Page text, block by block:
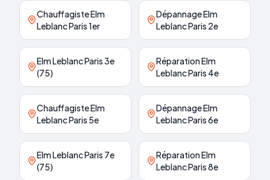
Chauffagiste Elm
Leblanc Paris 1er
Dépannage Elm
Leblanc Paris 2e
Elm Leblanc Paris 3e
(75)
Réparation Elm
Leblanc Paris 4e
Chauffagiste Elm
Leblanc Paris 5e
Dépannage Elm
Leblanc Paris 6e
Elm Leblanc Paris 7e
(75)
Réparation Elm
Leblanc Paris 8e